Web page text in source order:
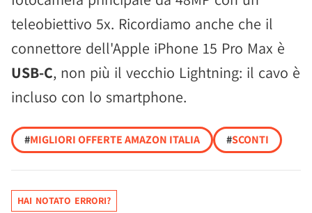
teleobiettivo 5x. Ricordiamo anche che il
connettore dell'Apple iPhone 15 Pro Max è
USB-C, non più il vecchio Lightning: il cavo è
incluso con lo smartphone.
#MIGLIORI OFFERTE AMAZON ITALIA #SCONTI
HAI NOTATO ERRORI?